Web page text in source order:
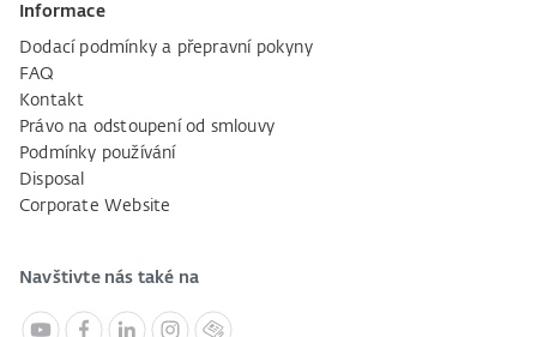
Informace
Dodací podmínky a přepravní pokyny
FAQ
Kontakt
Právo na odstoupení od smlouvy
Podmínky používání
Disposal
Corporate Website
Navštivte nás také na